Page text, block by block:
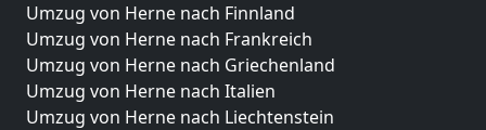
Umzug von Herne nach Finnland
Umzug von Herne nach Frankreich
Umzug von Herne nach Griechenland
Umzug von Herne nach Italien
Umzug von Herne nach Liechtenstein